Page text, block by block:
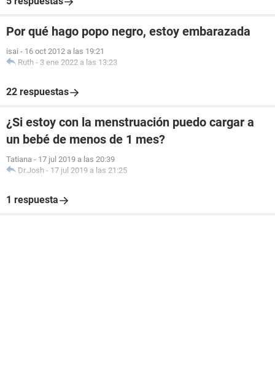
Por qué hago popo negro, estoy embarazada
isai - 16 oct 2012 a las 19:21
Ruth - 3 ene 2022 a las 13:23
22 respuestas
¿Si estoy con la menstruación puedo cargar a
un bebé de menos de 1 mes?
Tatiana - 17 jul 2019 a las 20:39
Dr.Josh - 17 jul 2019 a las 21:25
1 respuesta